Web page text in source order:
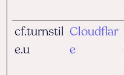
cf.turnstil
e.u
Cloudflar
e